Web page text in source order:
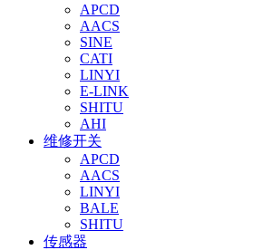
APCD
AACS
SINE
CATI
LINYI
E-LINK
SHITU
AHI
维修开关
APCD
AACS
LINYI
BALE
SHITU
传感器